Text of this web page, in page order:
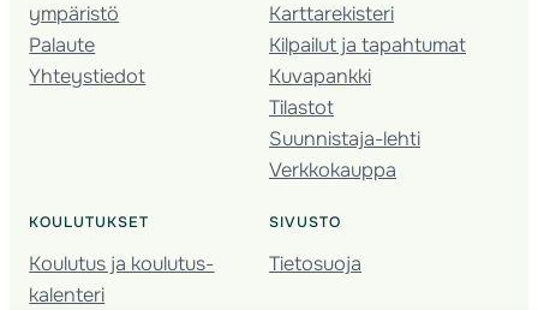
ympäristö
Palaute
Yhteystiedot
Karttarekisteri
Kilpailut ja tapahtumat
Kuvapankki
Tilastot
Suunnistaja-lehti
Verkkokauppa
KOULUTUKSET
Koulutus ja koulutus­
kalenteri
SIVUSTO
Tietosuoja